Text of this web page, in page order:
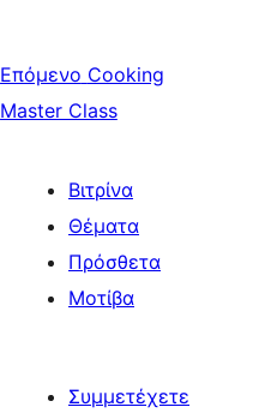
Επόμενο Cooking
Master Class
Βιτρίνα
Θέματα
Πρόσθετα
Μοτίβα
Συμμετέχετε